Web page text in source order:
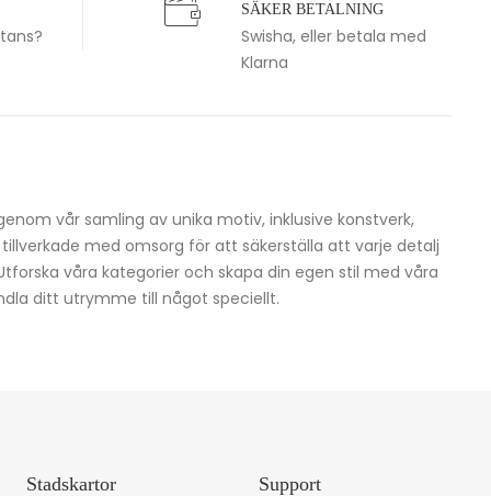
SÄKER BETALNING
Swisha, eller betala med
Klarna
vår samling av unika motiv, inklusive konstverk,
med omsorg för att säkerställa att varje detalj
våra kategorier och skapa din egen stil med våra
ditt utrymme till något speciellt.
Stadskartor Support